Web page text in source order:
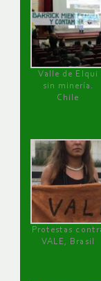
Valle de Elqui
sin minería.
Chile
Protestas
VALE, Brasil